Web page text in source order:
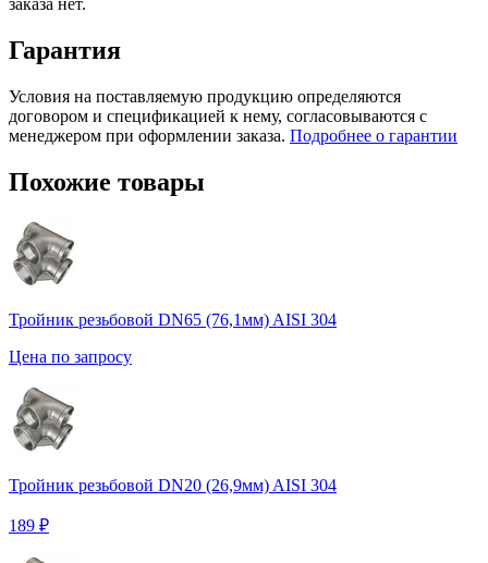
заказа нет.
Гарантия
Условия на поставляемую продукцию определяются
договором и спецификацией к нему, согласовываются с
менеджером при оформлении заказа. Подробнее о гарантии
Похожие товары
Тройник резьбовой DN65 (76,1мм) AISI 304
Цена по запросу
Тройник резьбовой DN20 (26,9мм) AISI 304
189 ₽